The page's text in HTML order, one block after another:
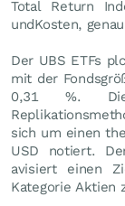
Total Return
undKosten,
Der UBS ETFs
mit der
0,31 %.
sich um einen
USD notiert.
avisiert einen
Kategorie Aktien